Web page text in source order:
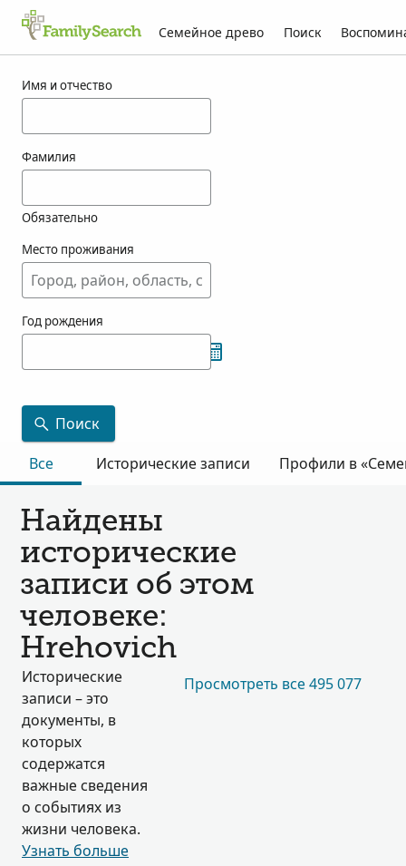
Семейное древо Поиск
Имя и отчество
Фамилия
Обязательно
Место проживания
Год рождения
Поиск
Все
Исторические записи Профили в
Найдены
исторические
записи об этом
человеке:
Hrehovich
Исторические
записи – это
документы, в
которых
содержатся
важные сведения
о событиях из
жизни человека.
Узнать больше
Просмотреть все 495 077